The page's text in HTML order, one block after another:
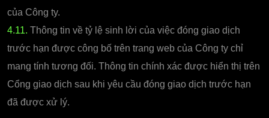
của Công ty.
4.11. Thông tin về tỷ lệ sinh lời của việc đóng giao dịch
trước hạn được công bố trên trang web của Công ty chỉ
mang tính tương đối. Thông tin chính xác được hiển thị trên
Cổng giao dịch sau khi yêu cầu đóng giao dịch trước hạn
đã được xử lý.